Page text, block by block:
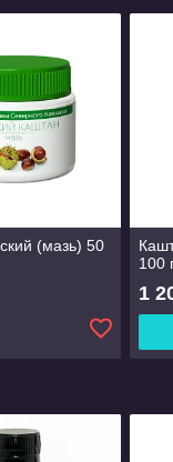
(мазь) 50
100
1